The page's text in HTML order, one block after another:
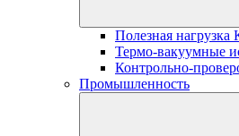
Полезная нагрузка
Термо-вакуумные
Контрольно-
Промышленность